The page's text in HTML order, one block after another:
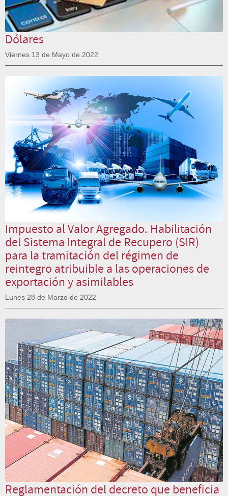
Dólares
Viernes 13 de Mayo de 2022
Impuesto al Valor Agregado. Habilitación
del Sistema Integral de Recupero (SIR)
para la tramitación del régimen de
reintegro atribuible a las operaciones de
exportación y asimilables
Lunes 28 de Marzo de 2022
Reglamentación del decreto que beneficia